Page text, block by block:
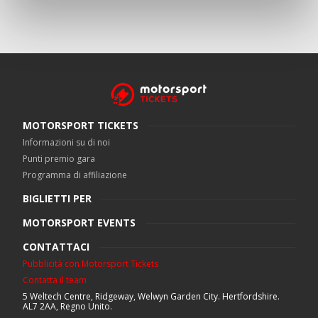
MOTORSPORT TICKETS
Informazioni su di noi
Punti premio gara
Programma di affiliazione
BIGLIETTI PER
MOTORSPORT EVENTS
CONTATTACI
Pubblicità con Motorsport Tickets
Contatta il team
5 Weltech Centre, Ridgeway, Welwyn Garden City. Hertfordshire.
AL7 2AA, Regno Unito.